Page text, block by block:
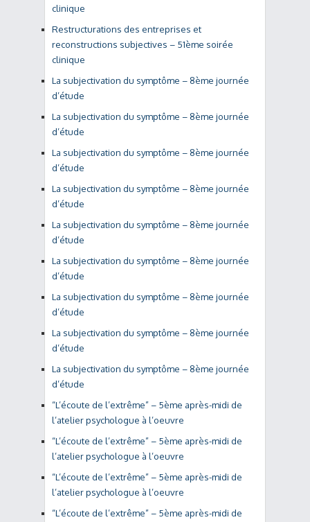
clinique
Restructurations des entreprises et
reconstructions subjectives – 51ème soirée
clinique
La subjectivation du symptôme – 8ème journée
d’étude
La subjectivation du symptôme – 8ème journée
d’étude
La subjectivation du symptôme – 8ème journée
d’étude
La subjectivation du symptôme – 8ème journée
d’étude
La subjectivation du symptôme – 8ème journée
d’étude
La subjectivation du symptôme – 8ème journée
d’étude
La subjectivation du symptôme – 8ème journée
d’étude
La subjectivation du symptôme – 8ème journée
d’étude
La subjectivation du symptôme – 8ème journée
d’étude
“L’écoute de l’extrême” – 5ème après-midi de
l’atelier psychologue à l’oeuvre
“L’écoute de l’extrême” – 5ème après-midi de
l’atelier psychologue à l’oeuvre
“L’écoute de l’extrême” – 5ème après-midi de
l’atelier psychologue à l’oeuvre
“L’écoute de l’extrême” – 5ème après-midi de